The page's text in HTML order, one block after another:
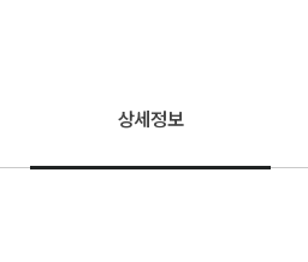
상세정보